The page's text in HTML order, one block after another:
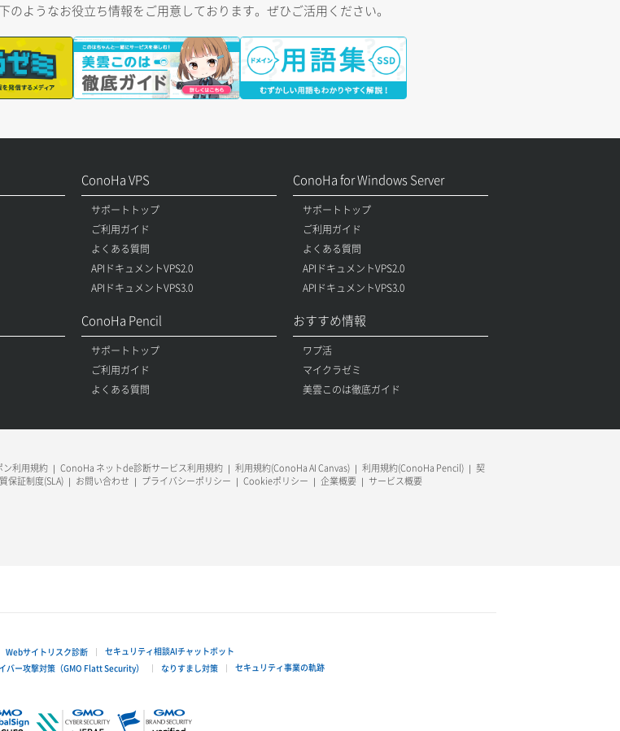
ようなお役立ち情報をご用意しております。ぜひご活用ください。
ConoHa VPS
サポートトップ
ご利用ガイド
よくある質問
APIドキュメントVPS2.0
APIドキュメントVPS3.0
ConoHa for Windows Server
サポートトップ
ご利用ガイド
よくある質問
APIドキュメントVPS2.0
APIドキュメントVPS3.0
ConoHa Pencil
サポートトップ
ご利用ガイド
よくある質問
おすすめ情報
ワプ活
マイクラゼミ
美雲このは徹底ガイド
利用規約 ConoHa ネットde診断サービス利用規約 利用規約(ConoHa AI Canvas) 利用規約(ConoHa Pencil)
契
保証制度(SLA) お問い合わせ プライバシーポリシー Cookieポリシー 企業概要 サービス概要
Webサイトリスク診断
セキュリティ相談AIチャットボット
バー攻撃対策（GMO Flatt Security） なりすまし対策 セキュリティ事業の軌跡